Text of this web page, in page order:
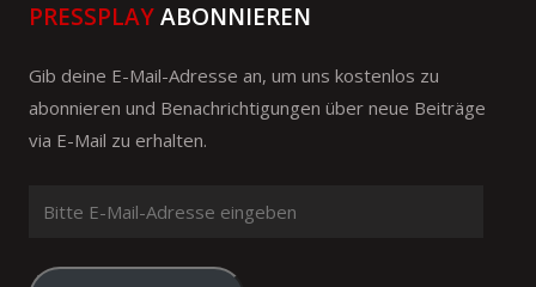
PRESSPLAYABONNIEREN
Gib deine E-Mail-Adresse an, um uns kostenlos zu
abonnieren und Benachrichtigungen über neue Beiträge
via E-Mail zu erhalten.
Mail-